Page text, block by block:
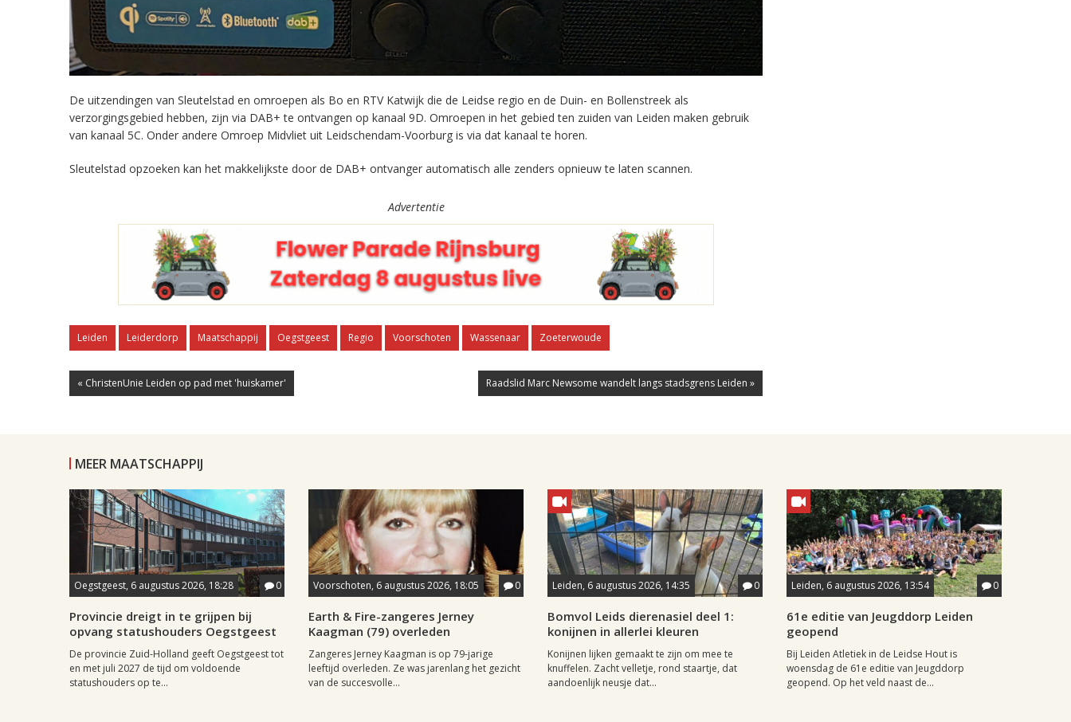
De uitzendingen van Sleutelstad en omroepen als Bo en RTV Katwijk die de Leidse regio en de Duin- en Bollenstreek als
verzorgingsgebied hebben, zijn via DAB+ te ontvangen op kanaal 9D. Omroepen in het gebied ten zuiden van Leiden maken gebruik
van kanaal 5C. Onder andere Omroep Midvliet uit Leidschendam-Voorburg is via dat kanaal te horen.
Sleutelstad opzoeken kan het makkelijkste door de DAB+ ontvanger automatisch alle zenders opnieuw te laten scannen.
Advertentie
Leiden Leiderdorp Maatschappij Oegstgeest Regio Voorschoten Wassenaar Zoeterwoude
« ChristenUnie Leiden op pad met 'huiskamer' Raadslid Marc Newsome wandelt langs stadsgrens Leiden »
MEER MAATSCHAPPIJ
Oegstgeest, 6 augustus 2026, 18:28 0
Provincie dreigt in te grijpen bij
opvang statushouders Oegstgeest
De provincie Zuid-Holland geeft Oegstgeest tot
en met juli 2027 de tijd om voldoende
statushouders op te...
Voorschoten, 6 augustus 2026, 18:05 0
Earth & Fire-zangeres Jerney
Kaagman (79) overleden
Zangeres Jerney Kaagman is op 79-jarige
leeftijd overleden. Ze was jarenlang het gezicht
van de succesvolle...
Leiden, 6 augustus 2026, 14:35 0
Bomvol Leids dierenasiel deel 1:
konijnen in allerlei kleuren
Konijnen lijken gemaakt te zijn om mee te
knuffelen. Zacht velletje, rond staartje, dat
aandoenlijk neusje dat...
Leiden, 6 augustus 2026, 13:54 0
61e editie van Jeugddorp Leiden
geopend
Bij Leiden Atletiek in de Leidse Hout is
woensdag de 61e editie van Jeugddorp
geopend. Op het veld naast de...